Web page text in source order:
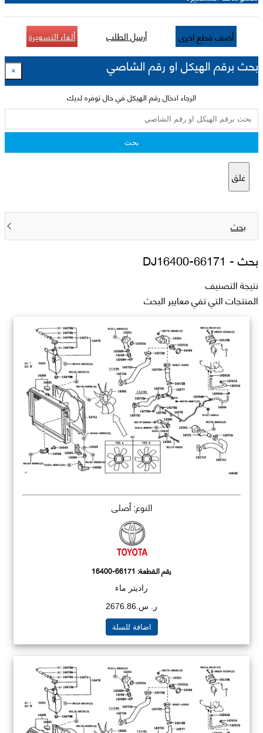
أضف قطع اخرى أرسل الطلب ألغاء التسعيرة
بحث برقم الهيكل او رقم الشاصي ×
الرجاء ادخال رقم الهيكل في حال توفره لديك
بحث
غلق
بحث
بحث - DJ16400-66171
نتيجة التصنيف
المنتجات التي تفي معايير البحث
النوع: أصلي
رقم القطعة: 16400-66171
راديتر ماء
ر. س.2676.86
اضافة للسلة